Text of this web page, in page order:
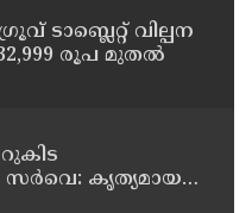
ടാബ്ലെറ്റ് വില്പന
രൂപ മുതൽ
കൃത്യമായ